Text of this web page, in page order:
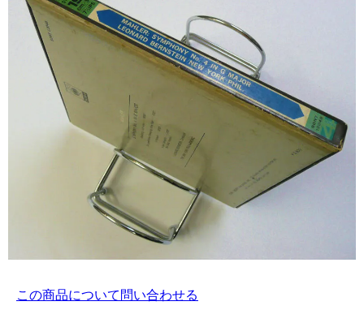
この商品について問い合わせる